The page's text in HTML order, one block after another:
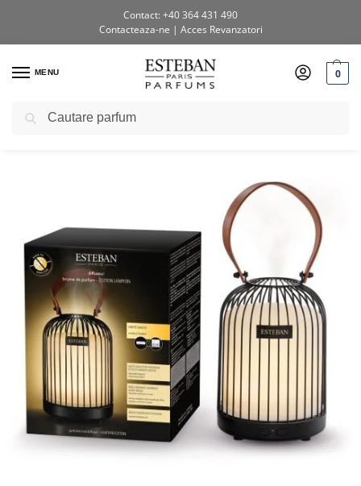
Contact: +40 364 431 490
Contacteaza-ne | Acces Revanzatori
MENU 0
Prima pagină / Shop / Difuzoare electrice